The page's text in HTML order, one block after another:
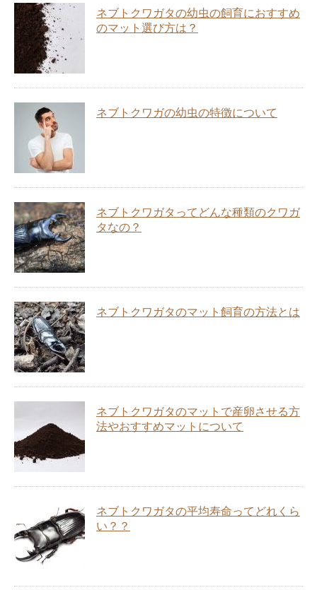
ネブトクワガタの幼虫の飼育におすすめ
のマット選び方は？
ネブトクワガの幼虫の特徴について
ネブトクワガタってどんな種類のクワガ
タなの？
ネブトクワガタのマット飼育の方法とは
ネブトクワガタのマットで産卵させる方
法やおすすめマットについて
ネブトクワガタの平均寿命ってどれくら
い？？